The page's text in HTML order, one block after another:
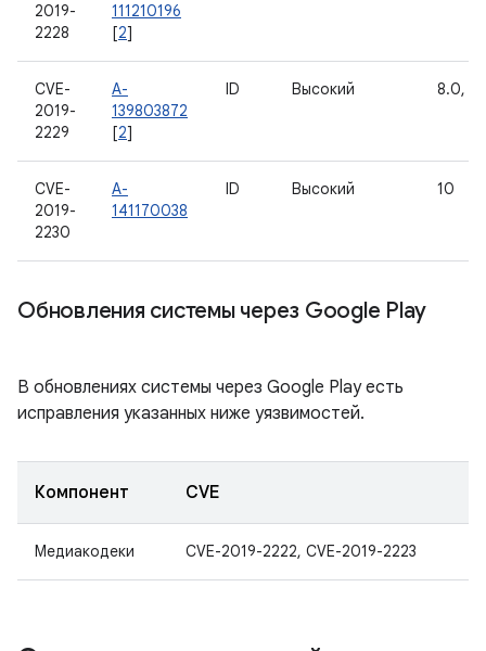
2019-
2228
111210196
[2]
CVE-
2019-
2229
A-
139803872
[2]
ID Высокий 8.0,
CVE-
2019-
2230
A-
141170038
ID Высокий 10
Обновления системы через Google Play
В обновлениях системы через Google Play есть
исправления указанных ниже уязвимостей.
Компонент CVE
Медиакодеки CVE-2019-2222, CVE-2019-2223